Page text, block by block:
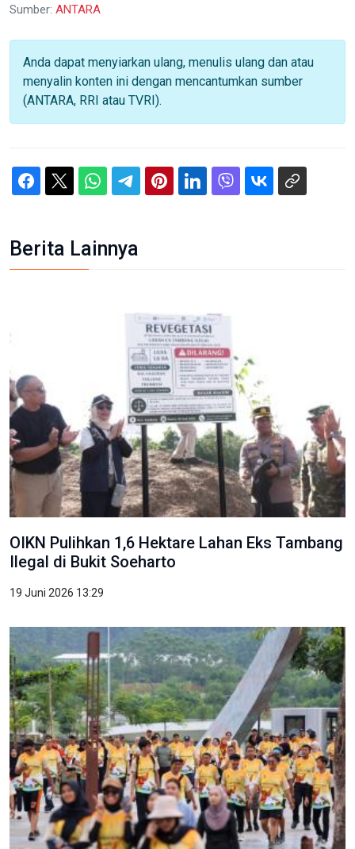
Sumber: ANTARA
Anda dapat menyiarkan ulang, menulis ulang dan atau
menyalin konten ini dengan mencantumkan sumber
(ANTARA, RRI atau TVRI).
Berita Lainnya
OIKN Pulihkan 1,6 Hektare Lahan Eks Tambang
Ilegal di Bukit Soeharto
19 Juni 2026 13:29